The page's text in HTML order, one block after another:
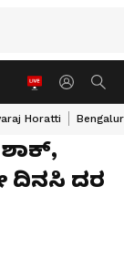
Horatti
ದಿನಸಿ ದರ